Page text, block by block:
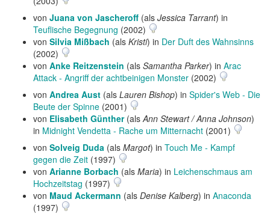
von Juana von Jascheroff (als Jessica Tarrant) in
Teuflische Begegnung (2002)
von Silvia Mißbach (als Kristi) in Der Duft des Wahnsinns
(2002)
von Anke Reitzenstein (als Samantha Parker) in Arac
Attack - Angriff der achtbeinigen Monster (2002)
von Andrea Aust (als Lauren Bishop) in Spider's Web - Die
Beute der Spinne (2001)
von Elisabeth Günther(alsAnn Stewart / Anna Johnson)
in Midnight Vendetta - Rache um Mitternacht (2001)
von Solveig Duda (als Margot) in Touch Me - Kampf
gegen die Zeit (1997)
von Arianne Borbach (als Maria) in Leichenschmaus am
Hochzeitstag (1997)
von Maud Ackermann (als Denise Kalberg) in Anaconda
(1997)